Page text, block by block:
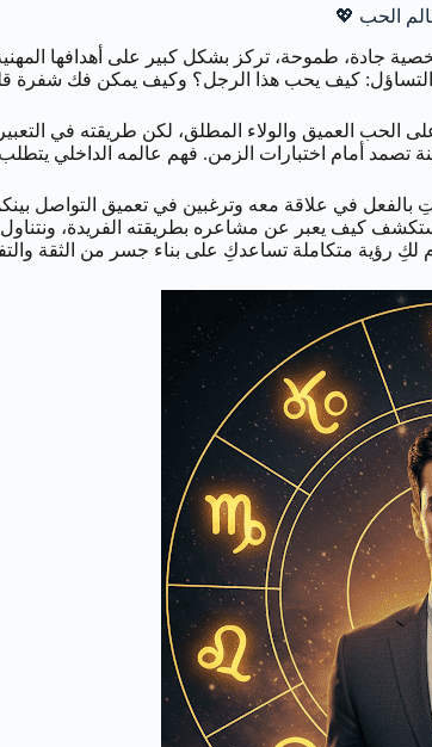
الحب 💖
جادة، طموحة، تركز بشكل كبير على أهدافها
كيف يحب هذا الرجل؟ وكيف يمكن فك شفرة
الحب العميق والولاء المطلق، لكن طريقته في
تصمد أمام اختبارات الزمن. فهم عالمه الداخلي
بالفعل في علاقة معه وترغبين في تعميق التواصل
كيف يعبر عن مشاعره بطريقته الفريدة، ونتناول
لكِ رؤية متكاملة تساعدكِ على بناء جسر من الثقة